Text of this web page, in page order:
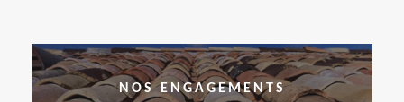
NOS ENGAGEMENTS